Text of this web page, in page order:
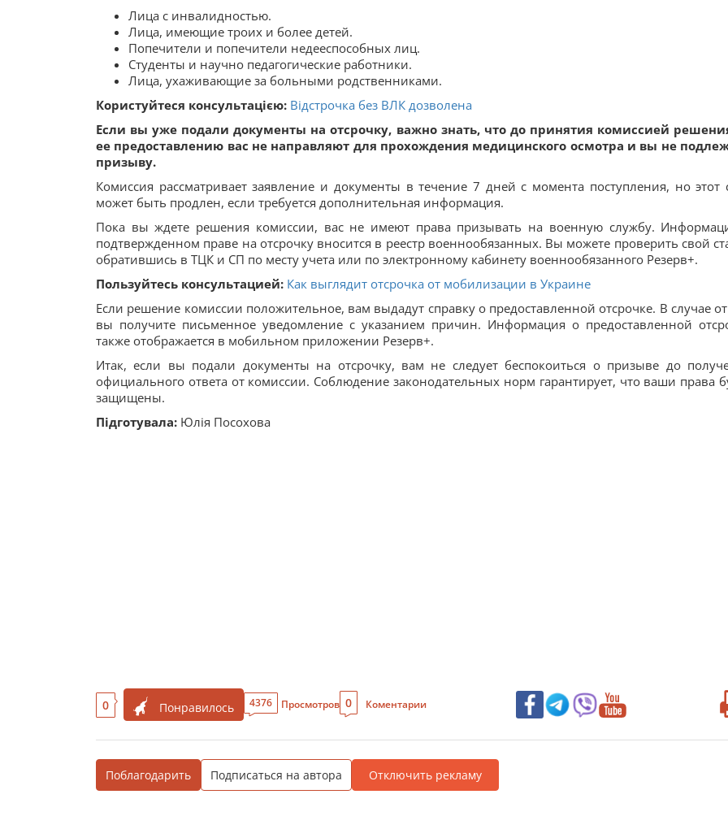
Лица с инвалидностью.
Лица, имеющие троих и более детей.
Попечители и попечители недееспособных лиц.
Студенты и научно педагогические работники.
Лица, ухаживающие за больными родственниками.
Користуйтеся консультацією: Відстрочка без ВЛК дозволена
Если вы уже подали документы на отсрочку, важно знать, что до принятия комиссией
ее предоставлению вас не направляют для прохождения медицинского осмотра и вы не
призыву.
Комиссия рассматривает заявление и документы в течение 7 дней с момента поступления, но этот
может быть продлен, если требуется дополнительная информация.
Пока вы ждете решения комиссии, вас не имеют права призывать на военную службу.
подтвержденном праве на отсрочку вносится в реестр военнообязанных. Вы можете проверить свой
обратившись в ТЦК и СП по месту учета или по электронному кабинету военнообязанного Резерв+.
Пользуйтесь консультацией: Как выглядит отсрочка от мобилизации в Украине
Если решение комиссии положительное, вам выдадут справку о предоставленной отсрочке. В случае
вы получите письменное уведомление с указанием причин. Информация о предоставленной
также отображается в мобильном приложении Резерв+.
Итак, если вы подали документы на отсрочку, вам не следует беспокоиться о призыве до
официального ответа от комиссии. Соблюдение законодательных норм гарантирует, что ваши права
защищены.
Підготувала: Юлія Посохова
0 Понравилось 4376 Просмотров 0 Коментарии
Поблагодарить Подписаться на автора Отключить рекламу